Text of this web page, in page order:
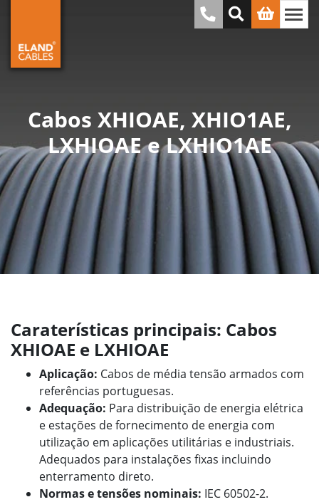
Cabos XHIOAE, XHIO1AE,
LXHIOAE e LXHIO1AE
Caraterísticas principais: Cabos
XHIOAE e LXHIOAE
Aplicação: Cabos de média tensão armados com
referências portuguesas.
Adequação: Para distribuição de energia elétrica
e estações de fornecimento de energia com
utilização em aplicações utilitárias e industriais.
Adequados para instalações fixas incluindo
enterramento direto.
Normas e tensões nominais: IEC 60502-2.